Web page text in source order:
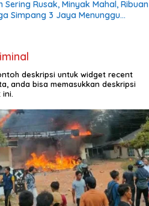
Sering Rusak, Minyak Mahal, Ribuan
Simpang 3 Jaya Menunggu
deskripsi untuk widget recent
anda bisa memasukkan deskripsi
ini.